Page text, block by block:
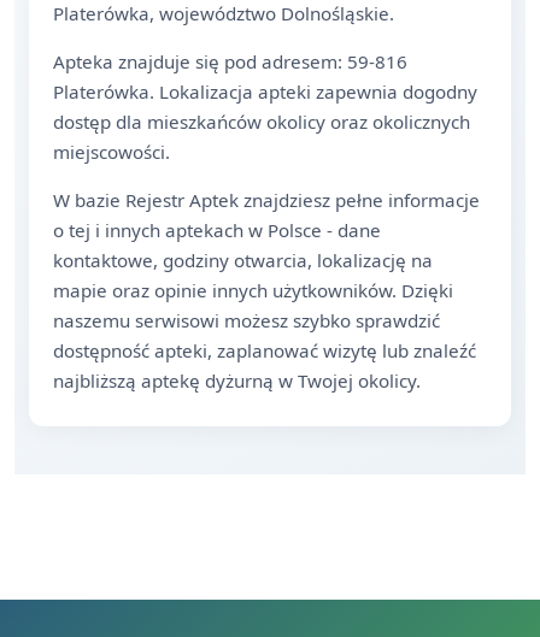
Platerówka, województwo Dolnośląskie.
Apteka znajduje się pod adresem: 59-816
Platerówka. Lokalizacja apteki zapewnia dogodny
dostęp dla mieszkańców okolicy oraz okolicznych
miejscowości.
W bazie Rejestr Aptek znajdziesz pełne informacje
o tej i innych aptekach w Polsce - dane
kontaktowe, godziny otwarcia, lokalizację na
mapie oraz opinie innych użytkowników. Dzięki
naszemu serwisowi możesz szybko sprawdzić
dostępność apteki, zaplanować wizytę lub znaleźć
najbliższą aptekę dyżurną w Twojej okolicy.